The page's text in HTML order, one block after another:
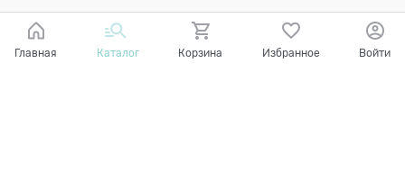
Главная Каталог Корзина Избранное Войти